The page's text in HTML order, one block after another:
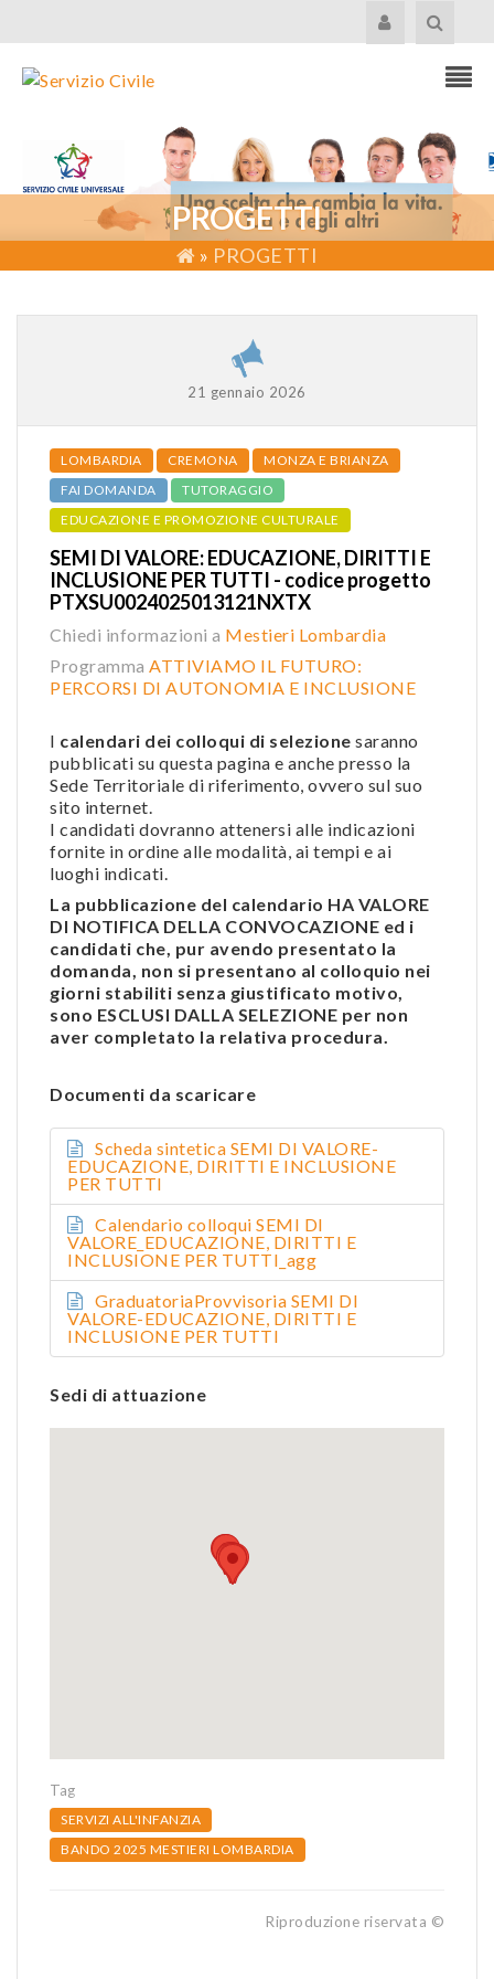
PROGETTI
» PROGETTI
21 gennaio 2026
LOMBARDIA CREMONA
MONZA E BRIANZA
FAI DOMANDA
TUTORAGGIO
EDUCAZIONE E PROMOZIONE CULTURALE
SEMI DI VALORE: EDUCAZIONE, DIRITTI E
INCLUSIONE PER TUTTI - codice progetto
PTXSU0024025013121NXTX
Chiedi informazioni a Mestieri Lombardia
Programma ATTIVIAMO IL FUTURO:
PERCORSI DI AUTONOMIA E INCLUSIONE
I calendari dei colloqui di selezione saranno
pubblicati su questa pagina e anche presso la
Sede Territoriale di riferimento, ovvero sul suo
sito internet.
I candidati dovranno attenersi alle indicazioni
fornite in ordine alle modalità, ai tempi e ai
luoghi indicati.
La pubblicazione del calendario HA VALORE
DI NOTIFICA DELLA CONVOCAZIONE ed i
candidati che, pur avendo presentato la
domanda, non si presentano al colloquio nei
giorni stabiliti senza giustificato motivo,
sono ESCLUSI DALLA SELEZIONE per non
aver completato la relativa procedura.
Documenti da scaricare
Scheda sintetica SEMI DI VALORE-
EDUCAZIONE, DIRITTI E INCLUSIONE
PER TUTTI
Calendario colloqui SEMI DI
VALORE_EDUCAZIONE, DIRITTI E
INCLUSIONE PER TUTTI_agg
GraduatoriaProvvisoria SEMI DI
VALORE-EDUCAZIONE, DIRITTI E
INCLUSIONE PER TUTTI
Sedi di attuazione
Tag
SERVIZI ALL'INFANZIA
BANDO 2025 MESTIERI LOMBARDIA
Riproduzione riservata ©